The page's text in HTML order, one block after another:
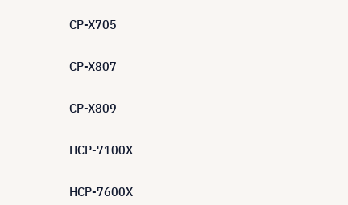
CP-X705
CP-X807
CP-X809
HCP-7100X
HCP-7600X